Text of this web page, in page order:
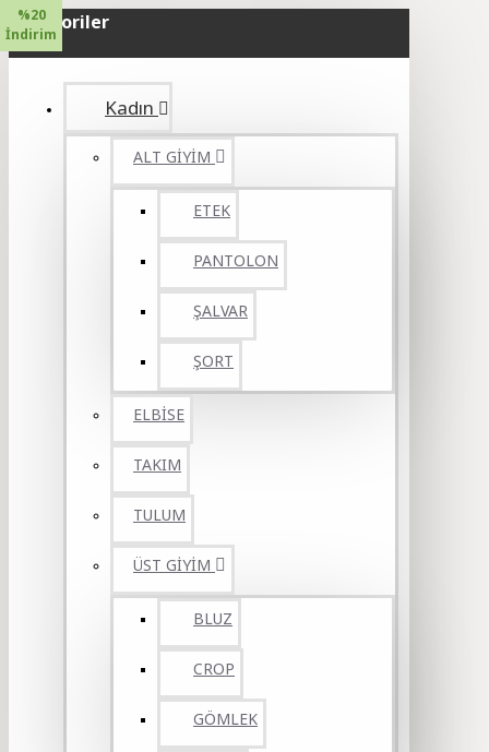
Kategoriler
Kadın
ALT GİYİM
ETEK
PANTOLON
ŞALVAR
ŞORT
ELBİSE
TAKIM
TULUM
ÜST GİYİM
BLUZ
CROP
GÖMLEK
%20
İndirim